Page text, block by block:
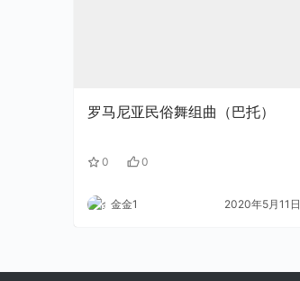
罗马尼亚民俗舞组曲（巴托）
0 0
金金1 2020年5月11日